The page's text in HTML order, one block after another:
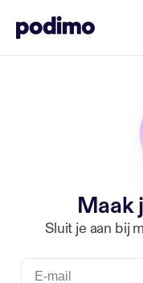
Maak
Sluit je aan bij